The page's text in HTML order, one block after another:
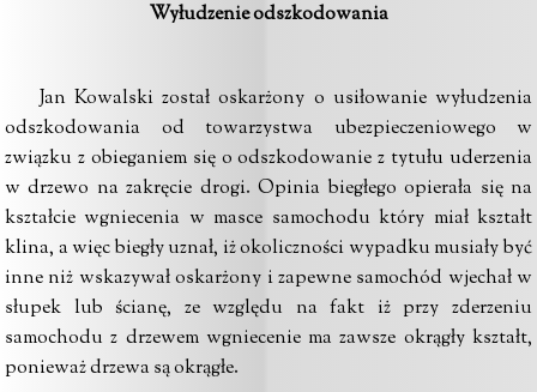
Wyłudzenie odszkodowania
Jan Kowalski został oskarżony o usiłowanie wyłudzenia
odszkodowania od towarzystwa ubezpieczeniowego w
związku z obieganiem się o odszkodowanie z tytułu uderzenia
w drzewo na zakręcie drogi. Opinia biegłego opierała się na
kształcie wgniecenia w masce samochodu który miał kształt
klina, a więc biegły uznał, iż okoliczności wypadku musiały być
inne niż wskazywał oskarżony i zapewne samochód wjechał w
słupek lub ścianę, ze względu na fakt iż przy zderzeniu
samochodu z drzewem wgniecenie ma zawsze okrągły kształt,
ponieważ drzewa są okrągłe.